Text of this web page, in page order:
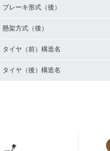
ブレーキ形式（後）
懸架方式（後）
タイヤ（前）構造名
タイヤ（後）構造名